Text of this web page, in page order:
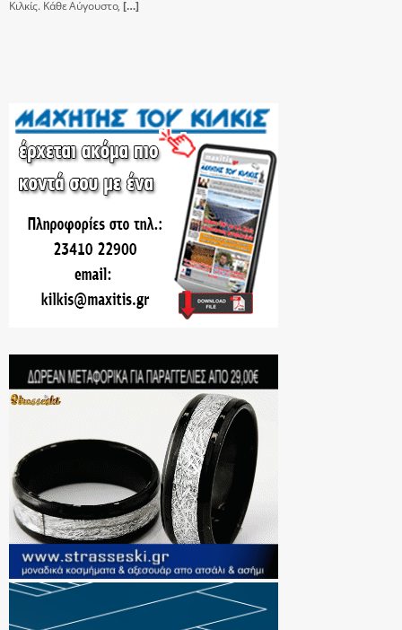
Κιλκίς. Κάθε Αύγουστο, […]